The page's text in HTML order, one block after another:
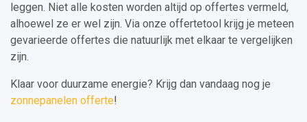
leggen. Niet alle kosten worden altijd op offertes vermeld,
alhoewel ze er wel zijn. Via onze offertetool krijg je meteen
gevarieerde offertes die natuurlijk met elkaar te vergelijken
zijn.
Klaar voor duurzame energie? Krijg dan vandaag nog je
zonnepanelen offerte!